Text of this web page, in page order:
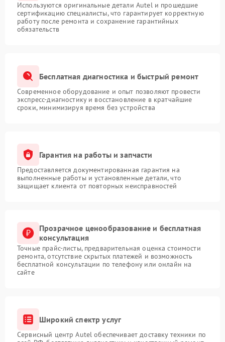
Используются оригинальные детали Autel и прошедшие
сертификацию специалисты, что гарантирует корректную
работу после ремонта и сохранение гарантийных
обязательств
Бесплатная диагностика и быстрый ремонт
Современное оборудование и опыт позволяют провести
экспресс-диагностику и восстановление в кратчайшие
сроки, минимизируя время без устройства
Гарантия на работы и запчасти
Предоставляется документированная гарантия на
выполненные работы и установленные детали, что
защищает клиента от повторных неисправностей
Прозрачное ценообразование и бесплатная
консультация
Точные прайс-листы, предварительная оценка стоимости
ремонта, отсутствие скрытых платежей и возможность
бесплатной консультации по телефону или онлайн на
сайте
Широкий спектр услуг
Сервисный центр Autel обеспечивает доставку техники по